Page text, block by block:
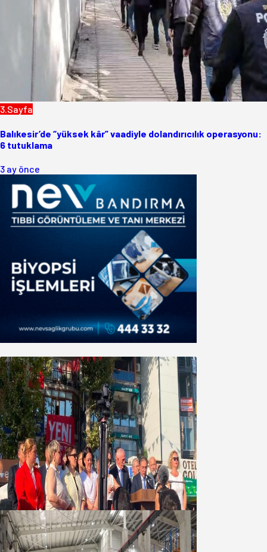
3.Sayfa
Balıkesir’de “yüksek kâr” vaadiyle dolandırıcılık operasyonu:
6 tutuklama
3 ay önce
Yeni Parti Bandırma Teşkilatı kuruldu
06 Ağustos 2026